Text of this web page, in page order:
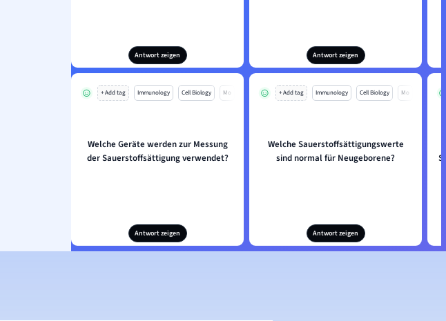
Antwort zeigen Antwort zeigen
+ Add tag Immunology Cell Biology Mo
Welche Geräte werden zur Messung
der Sauerstoffsättigung verwendet?
Antwort zeigen
+ Add tag Immunology Cell Biology Mo
Welche Sauerstoffsättigungswerte
sind normal für Neugeborene?
Antwort zeigen